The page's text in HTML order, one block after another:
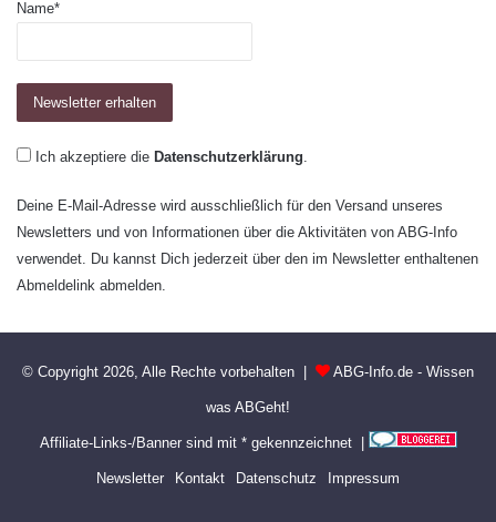
Name*
Ich akzeptiere die Datenschutzerklärung.
Deine E-Mail-Adresse wird ausschließlich für den Versand unseres
Newsletters und von Informationen über die Aktivitäten von ABG-Info
verwendet. Du kannst Dich jederzeit über den im Newsletter enthaltenen
Abmeldelink abmelden.
© Copyright 2026, Alle Rechte vorbehalten | ABG-Info.de - Wissen
was ABGeht!
Affiliate-Links-/Banner sind mit * gekennzeichnet |
Newsletter Kontakt Datenschutz Impressum